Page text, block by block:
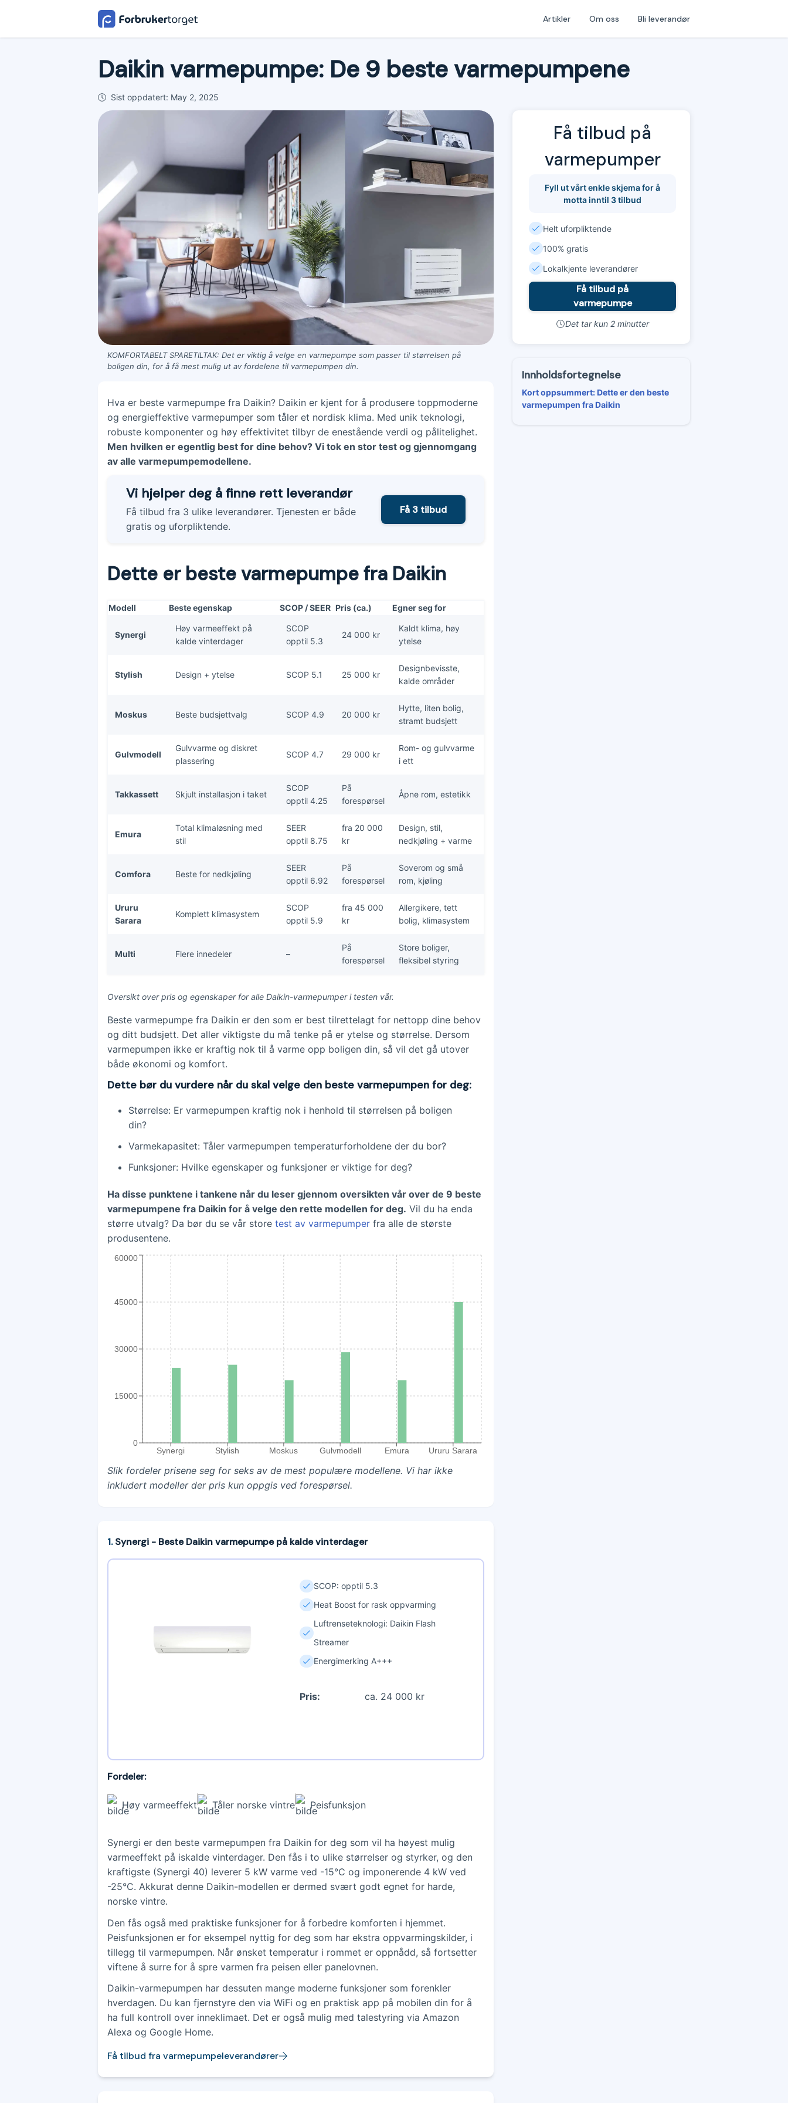
Artikler Om oss Bli leverandør
Daikin varmepumpe: De 9 beste varmepumpene
Sist oppdatert: May 2, 2025
KOMFORTABELT SPARETILTAK: Det er viktig å velge en varmepumpe som passer til størrelsen på
boligen din, for å få mest mulig ut av fordelene til varmepumpen din.
Hva er beste varmepumpe fra Daikin? Daikin er kjent for å produsere toppmoderne
og energieffektive varmepumper som tåler et nordisk klima. Med unik teknologi,
robuste komponenter og høy effektivitet tilbyr de enestående verdi og pålitelighet.
Men hvilken er egentlig best for dine behov? Vi tok en stor test og gjennomgang
av alle varmepumpemodellene.
Vi hjelper deg å finne rett leverandør
Få tilbud fra 3 ulike leverandører. Tjenesten er både
gratis og uforpliktende.
Få 3 tilbud
Dette er beste varmepumpe fra Daikin
Modell Beste egenskap SCOP / SEER Pris (ca.) Egner seg for
Synergi
Høy varmeeffekt på
kalde vinterdager
SCOP
opptil 5.3
24 000 kr
Kaldt klima, høy
ytelse
Stylish Design + ytelse SCOP 5.1 25 000 kr
Designbevisste,
kalde områder
Moskus Beste budsjettvalg SCOP 4.9 20 000 kr
Hytte, liten bolig,
stramt budsjett
Gulvmodell
Gulvvarme og diskret
plassering
SCOP 4.7 29 000 kr
Rom- og gulvvarme
i ett
Takkassett Skjult installasjon i taket
SCOP
opptil 4.25
På
forespørsel
Åpne rom, estetikk
Emura
Total klimaløsning med
stil
SEER
opptil 8.75
fra 20 000
kr
Design, stil,
nedkjøling + varme
Comfora Beste for nedkjøling
SEER
opptil 6.92
På
forespørsel
Soverom og små
rom, kjøling
Ururu
Sarara
Komplett klimasystem
SCOP
opptil 5.9
fra 45 000
kr
Allergikere, tett
bolig, klimasystem
Multi Flere innedeler –
På
forespørsel
Store boliger,
fleksibel styring
Oversikt over pris og egenskaper for alle Daikin-varmepumper i testen vår.
Beste varmepumpe fra Daikin er den som er best tilrettelagt for nettopp dine behov
og ditt budsjett. Det aller viktigste du må tenke på er ytelse og størrelse. Dersom
varmepumpen ikke er kraftig nok til å varme opp boligen din, så vil det gå utover
både økonomi og komfort.
Dette bør du vurdere når du skal velge den beste varmepumpen for deg:
Størrelse: Er varmepumpen kraftig nok i henhold til størrelsen på boligen
din?
Varmekapasitet: Tåler varmepumpen temperaturforholdene der du bor?
Funksjoner: Hvilke egenskaper og funksjoner er viktige for deg?
Ha disse punktene i tankene når du leser gjennom oversikten vår over de 9 beste
varmepumpene fra Daikin for å velge den rette modellen for deg. Vil du ha enda
større utvalg? Da bør du se vår store test av varmepumper fra alle de største
produsentene.
Synergi Stylish Moskus Gulvmodell Emura Ururu Sarara
0
15000
30000
45000
60000
Slik fordeler prisene seg for seks av de mest populære modellene. Vi har ikke
inkludert modeller der pris kun oppgis ved forespørsel.
1. Synergi - Beste Daikin varmepumpe på kalde vinterdager
SCOP: opptil 5.3
Heat Boost for rask oppvarming
Luftrenseteknologi: Daikin Flash
Streamer
Energimerking A+++
Pris: ca. 24 000 kr
Fordeler:
Høy varmeeffekt Tåler norske vintre Peisfunksjon
Synergi er den beste varmepumpen fra Daikin for deg som vil ha høyest mulig
varmeeffekt på iskalde vinterdager. Den fås i to ulike størrelser og styrker, og den
kraftigste (Synergi 40) leverer 5 kW varme ved -15°C og imponerende 4 kW ved
-25°C. Akkurat denne Daikin-modellen er dermed svært godt egnet for harde,
norske vintre.
Den fås også med praktiske funksjoner for å forbedre komforten i hjemmet.
Peisfunksjonen er for eksempel nyttig for deg som har ekstra oppvarmingskilder, i
tillegg til varmepumpen. Når ønsket temperatur i rommet er oppnådd, så fortsetter
viftene å surre for å spre varmen fra peisen eller panelovnen.
Daikin-varmepumpen har dessuten mange moderne funksjoner som forenkler
hverdagen. Du kan fjernstyre den via WiFi og en praktisk app på mobilen din for å
ha full kontroll over inneklimaet. Det er også mulig med talestyring via Amazon
Alexa og Google Home.
Få tilbud fra varmepumpeleverandører
Få tilbud på
varmepumper
Fyll ut vårt enkle skjema for å
motta inntil 3 tilbud
Helt uforpliktende
100% gratis
Lokalkjente leverandører
Få tilbud på
varmepumpe
Det tar kun 2 minutter
Innholdsfortegnelse
Kort oppsummert: Dette er den beste
varmepumpen fra Daikin